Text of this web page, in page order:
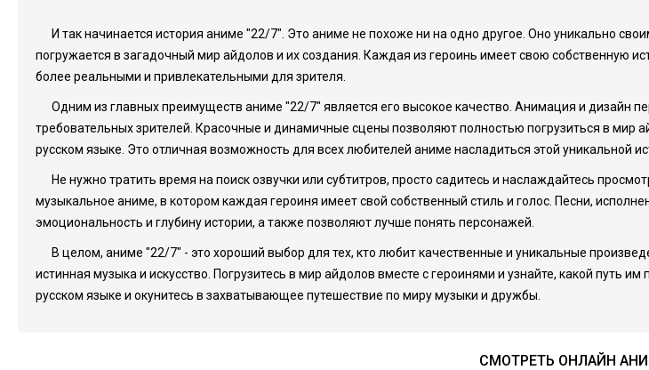
И так начинается история аниме "22/7". Это аниме не похоже ни на одно другое. Оно уникально
погружается в загадочный мир айдолов и их создания. Каждая из героинь имеет свою собственную
более реальными и привлекательными для зрителя.
Одним из главных преимуществ аниме "22/7" является его высокое качество. Анимация и
требовательных зрителей. Красочные и динамичные сцены позволяют полностью погрузиться в мир
русском языке. Это отличная возможность для всех любителей аниме насладиться этой уникальной
Не нужно тратить время на поиск озвучки или субтитров, просто садитесь и наслаждайтесь
музыкальное аниме, в котором каждая героиня имеет свой собственный стиль и голос. Песни,
эмоциональность и глубину истории, а также позволяют лучше понять персонажей.
В целом, аниме "22/7" - это хороший выбор для тех, кто любит качественные и уникальные
истинная музыка и искусство. Погрузитесь в мир айдолов вместе с героинями и узнайте, какой путь
русском языке и окунитесь в захватывающее путешествие по миру музыки и дружбы.
СМОТРЕТЬ ОНЛАЙН